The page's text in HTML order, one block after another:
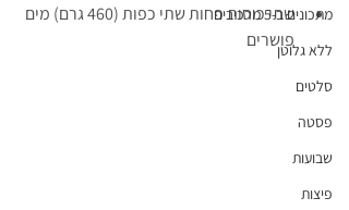
מתכונים ב-5 מרכיבים
ללא גלוטן
סלטים
פסטה
שבועות
פיצות
שתי כוסות פחות שתי כפות (460 גרם) מים
פושרים